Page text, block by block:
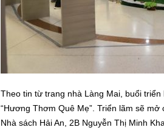
Theo tin từ trang nhà Làng Mai, buổi
“Hương Thơm Quê Mẹ”. Triển lãm sẽ
Nhà sách Hải An, 2B Nguyễn Thị Minh